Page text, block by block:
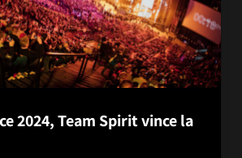
2024, Team Spirit vince la